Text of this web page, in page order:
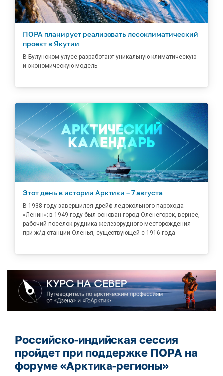
ПОРА планирует реализовать лесоклиматический
проект в Якутии
В Булунском улусе разработают уникальную климатическую
и экономическую модель
Этот день в истории Арктики – 7 августа
В 1938 году завершился дрейф ледокольного парохода
«Ленин»; в 1949 году был основан город Оленегорск, вернее,
рабочий поселок рудника железорудного месторождения
при ж/д станции Оленья, существующей с 1916 года
Российско-индийская сессия
пройдет при поддержке ПОРА на
форуме «Арктика-регионы»